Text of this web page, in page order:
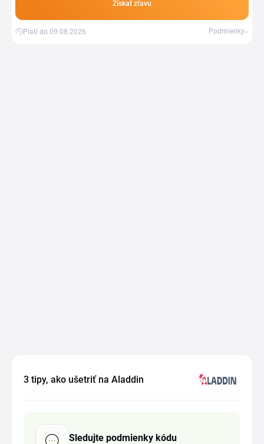
Získať zľavu
Platí do 09.08.2026 Podmienky
3 tipy, ako ušetriť na Aladdin
Sledujte podmienky kódu